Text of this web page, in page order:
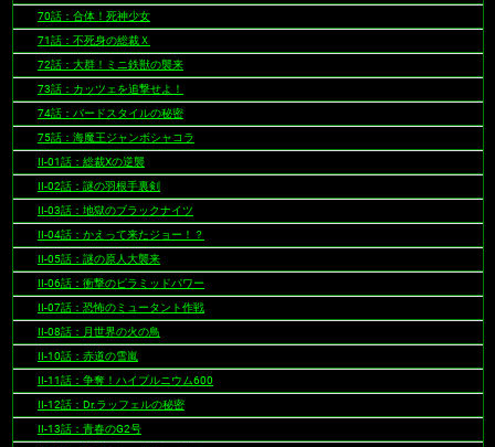
70話：合体！死神少女
71話：不死身の総裁Ｘ
72話：大群！ミニ鉄獣の襲来
73話：カッツェを追撃せよ！
74話：バードスタイルの秘密
75話：海魔王ジャンボシャコラ
II-01話：総裁Xの逆襲
II-02話：謎の羽根手裏剣
II-03話：地獄のブラックナイツ
II-04話：かえって来たジョー！？
II-05話：謎の原人大襲来
II-06話：衝撃のピラミッドパワー
II-07話：恐怖のミュータント作戦
II-08話：月世界の火の鳥
II-10話：赤道の雪嵐
II-11話：争奪！ハイプルニウム600
II-12話：Dr.ラッフェルの秘密
II-13話：青春のG2号